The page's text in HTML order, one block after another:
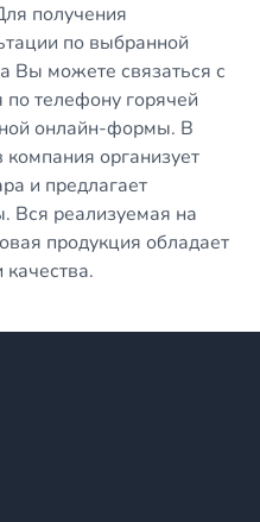
получения
по выбранной
Вы можете связаться с
телефону горячей
онлайн-формы. В
компания организует
и предлагает
Вся реализуемая на
продукция обладает